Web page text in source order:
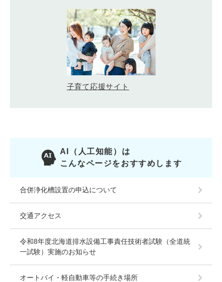
子育て応援サイト
AI（人工知能）は
こんなページをおすすめします
合併浄化槽設置の申込について
交通アクセス
令和8年度北海道排水設備工事責任技術者試験（全道統
一試験）実施のお知らせ
オートバイ・軽自動車等の手続き場所